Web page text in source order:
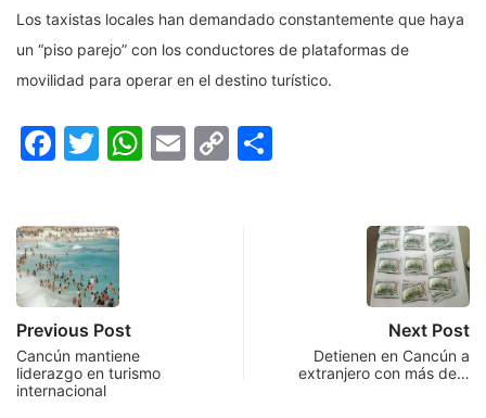
Los taxistas locales han demandado constantemente que haya
un “piso parejo” con los conductores de plataformas de
movilidad para operar en el destino turístico.
Facebook
Twitter
WhatsApp
Email
Copy
Previous Post
Cancún mantiene
liderazgo en turismo
internacional
Next Post
Detienen en Cancún a
extranjero con más de…